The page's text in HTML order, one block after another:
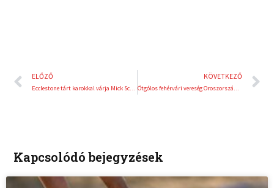
Előző
ELŐZŐ
Ecclestone tárt karokkal várja Mick Schumachert
KÖVETKEZŐ
Ötgólos fehérvári vereség Oroszországban
Kapcsolódó bejegyzések